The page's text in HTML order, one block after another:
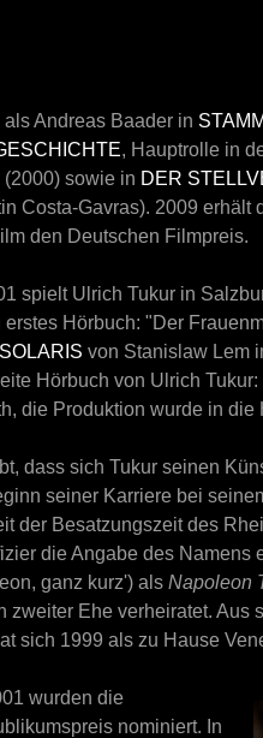
Andreas Baader in
, Hauptrolle in
(2000) sowie in DER
Costa-Gavras). 2009
den Deutschen Filmpreis.
spielt Ulrich Tukur in
Hörbuch: "Der
SOLARIS von Stanislaw Lem
Hörbuch von Ulrich Tukur:
die Produktion wurde in
dass sich Tukur seinen
seiner Karriere bei
der Besatzungszeit des
die Angabe des
ganz kurz') als Napoleon
zweiter Ehe verheiratet.
sich 1999 als zu Hause
wurden die
nominiert. In